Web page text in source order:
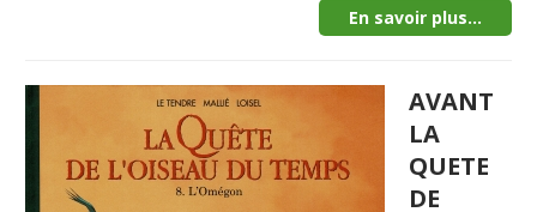
En savoir plus...
AVANT
LA
QUETE
DE